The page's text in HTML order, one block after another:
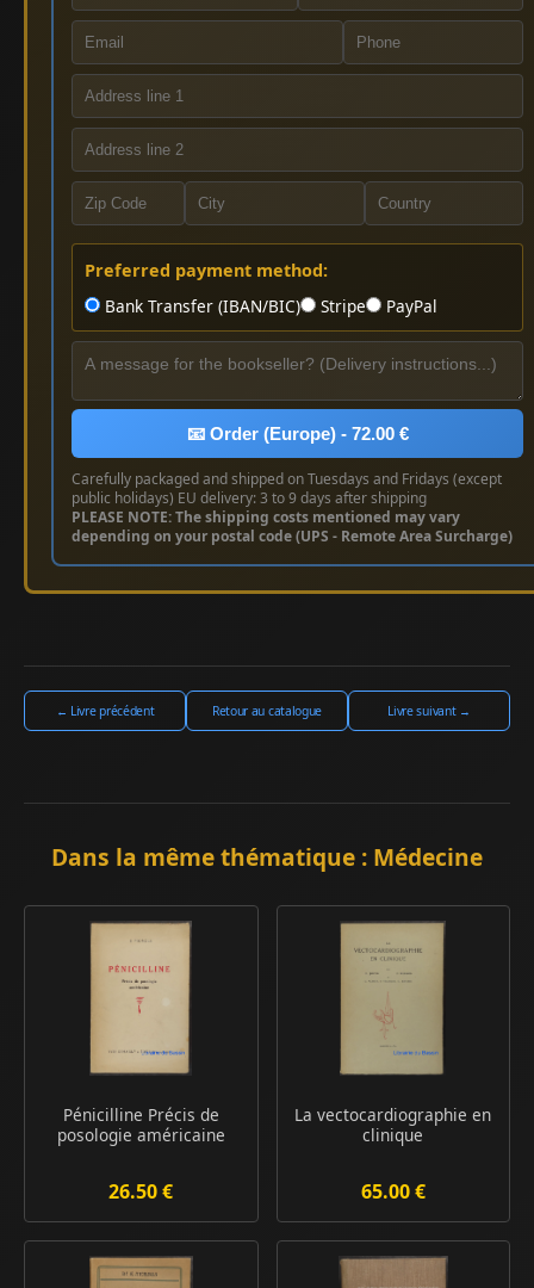
Preferred payment method:
Bank Transfer (IBAN/BIC)
Stripe PayPal
📧 Order (Europe) - 72.00 €
Carefully packaged and shipped on Tuesdays and Fridays (except
public holidays) EU delivery: 3 to 9 days after shipping
PLEASE NOTE: The shipping costs mentioned may vary
depending on your postal code (UPS - Remote Area Surcharge)
← Livre précédent Retour au catalogue Livre suivant →
Dans la même thématique : Médecine
Pénicilline Précis de
posologie américaine
26.50 €
La vectocardiographie en
clinique
65.00 €